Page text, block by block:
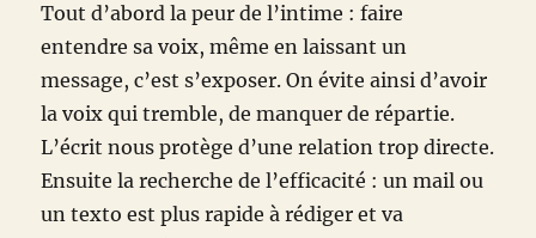
Tout d’abord la peur de l’intime : faire
entendre sa voix, même en laissant un
message, c’est s’exposer. On évite ainsi d’avoir
la voix qui tremble, de manquer de répartie.
L’écrit nous protège d’une relation trop directe.
Ensuite la recherche de l’efficacité : un mail ou
un texto est plus rapide à rédiger et va